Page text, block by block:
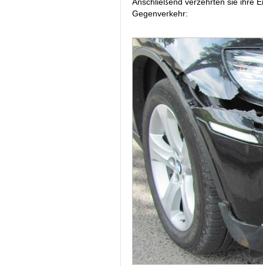
Anschließend verzehrten sie ihre
Gegenverkehr: